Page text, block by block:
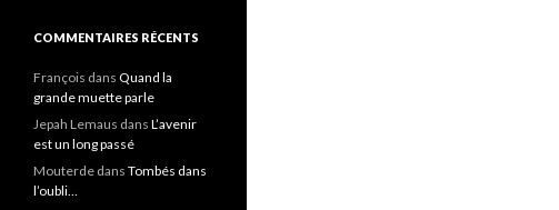
COMMENTAIRES RÉCENTS
François dans Quand la
grande muette parle
Jepah Lemaus dans L’avenir
est un long passé
Mouterde dans Tombés dans
l’oubli…